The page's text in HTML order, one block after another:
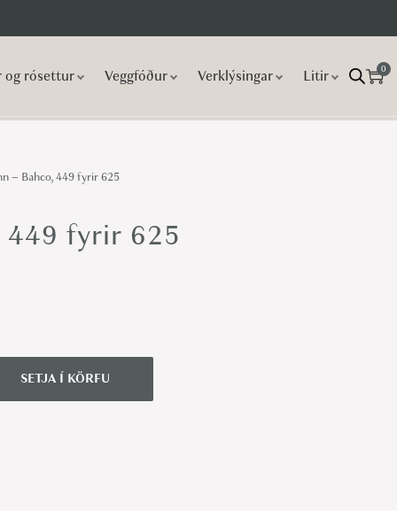
og rósettur Veggfóður Verklýsingar Litir 0
449 fyrir 625
– Bahco, 449 fyrir 625
SETJA Í KÖRFU